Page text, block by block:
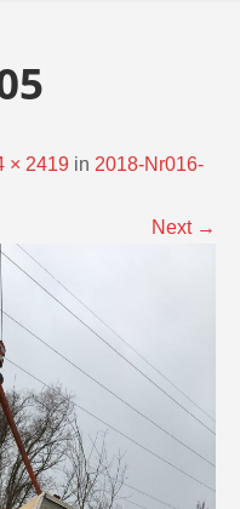
× 2419 in 2018-Nr016-
Next →